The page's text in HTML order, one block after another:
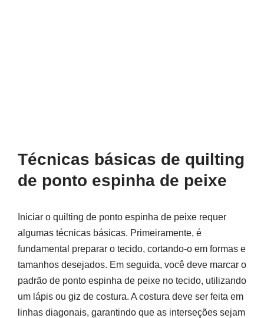
Técnicas básicas de quilting
de ponto espinha de peixe
Iniciar o quilting de ponto espinha de peixe requer
algumas técnicas básicas. Primeiramente, é
fundamental preparar o tecido, cortando-o em formas e
tamanhos desejados. Em seguida, você deve marcar o
padrão de ponto espinha de peixe no tecido, utilizando
um lápis ou giz de costura. A costura deve ser feita em
linhas diagonais, garantindo que as interseções sejam